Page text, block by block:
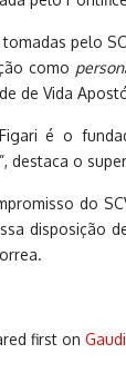
pelo
como
de Vida
é o
destaca o
do
disposição
first on